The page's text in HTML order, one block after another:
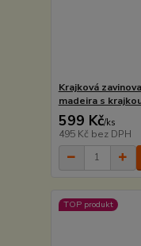
Krajková
madeira s
599 Kč/ks
495 Kč bez DPH
TOP produkt